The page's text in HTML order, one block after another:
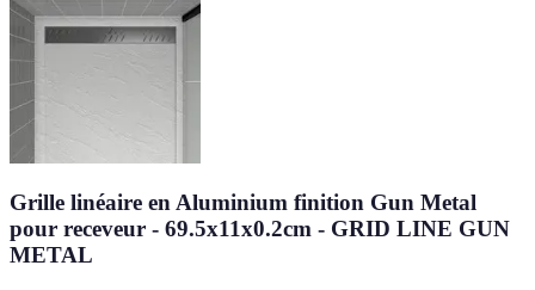
Grille linéaire en Aluminium finition Gun Metal
pour receveur - 69.5x11x0.2cm - GRID LINE GUN
METAL